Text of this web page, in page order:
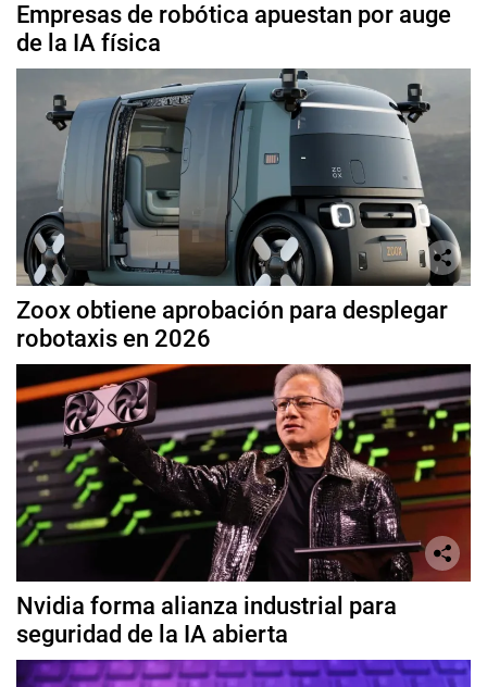
Empresas de robótica apuestan por auge
de la IA física
Zoox obtiene aprobación para desplegar
robotaxis en 2026
Nvidia forma alianza industrial para
seguridad de la IA abierta